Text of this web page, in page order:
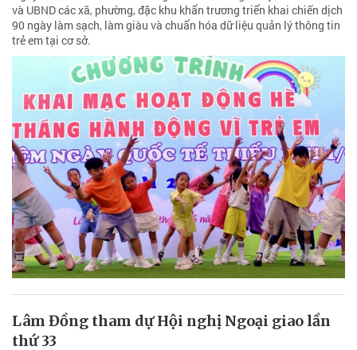
và UBND các xã, phường, đặc khu khẩn trương triển khai chiến dịch
90 ngày làm sạch, làm giàu và chuẩn hóa dữ liệu quản lý thông tin
trẻ em tại cơ sở.
Lâm Đồng tham dự Hội nghị Ngoại giao lần
thứ 33